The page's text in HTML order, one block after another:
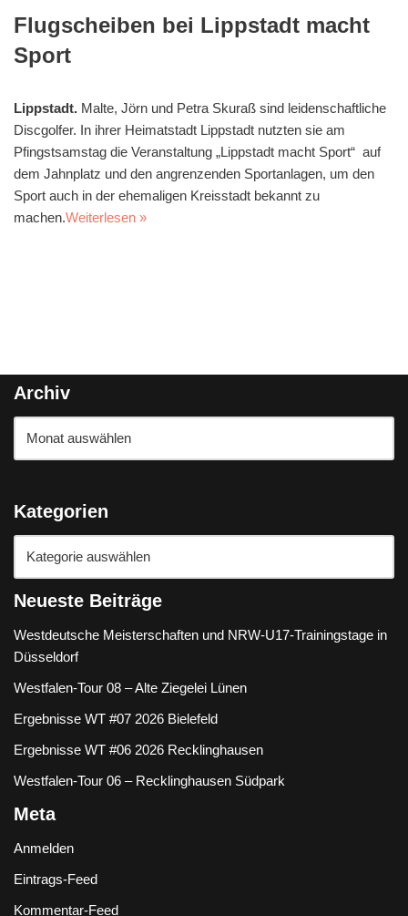
Flugscheiben bei Lippstadt macht
Sport
Lippstadt. Malte, Jörn und Petra Skuraß sind leidenschaftliche
Discgolfer. In ihrer Heimatstadt Lippstadt nutzten sie am
Pfingstsamstag die Veranstaltung „Lippstadt macht Sport“ auf
dem Jahnplatz und den angrenzenden Sportanlagen, um den
Sport auch in der ehemaligen Kreisstadt bekannt zu
machen.Weiterlesen »
Archiv
Kategorien
Neueste Beiträge
Westdeutsche Meisterschaften und NRW-U17-Trainingstage in
Düsseldorf
Westfalen-Tour 08 – Alte Ziegelei Lünen
Ergebnisse WT #07 2026 Bielefeld
Ergebnisse WT #06 2026 Recklinghausen
Westfalen-Tour 06 – Recklinghausen Südpark
Meta
Anmelden
Eintrags-Feed
Kommentar-Feed